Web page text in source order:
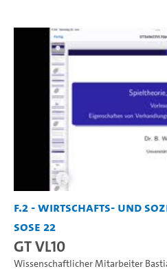
F.2 - Wirtschafts- und
SoSe 22
GT VL10
Wissenschaftlicher Mitarbeiter